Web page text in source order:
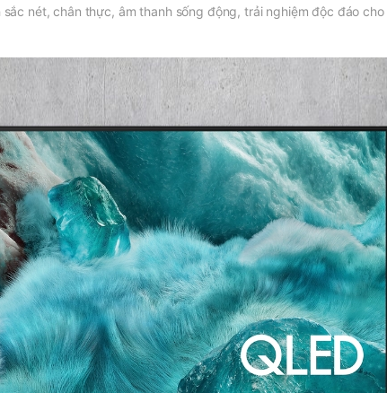
nét, chân thực, âm thanh sống động, trải nghiệm độc đáo